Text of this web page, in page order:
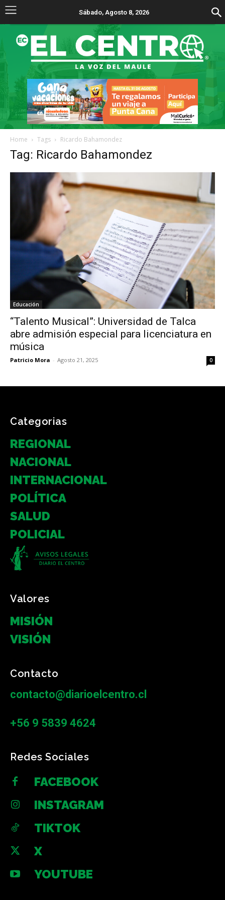
Sábado, Agosto 8, 2026
Home Tags Ricardo Bahamondez
Tag: Ricardo Bahamondez
Educación
“Talento Musical”: Universidad de Talca
abre admisión especial para licenciatura en
música
Patricio Mora - Agosto 21, 2025 0
Categorias
REGIONAL
NACIONAL
INTERNACIONAL
POLÍTICA
SALUD
POLICIAL
Valores
MISIÓN
VISIÓN
Contacto
contacto@diarioelcentro.cl
+56 9 5839 4624
Redes Sociales
FACEBOOK
INSTAGRAM
TIKTOK
X
YOUTUBE